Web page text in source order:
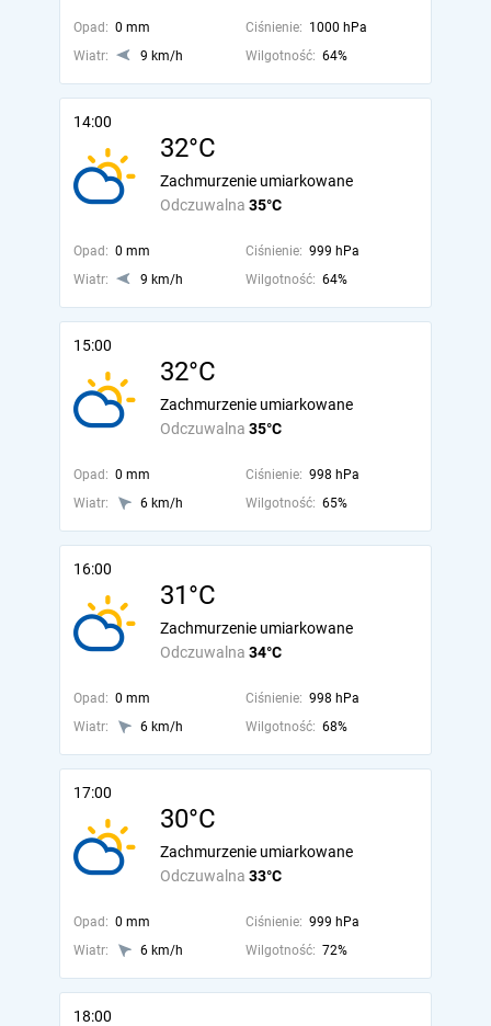
Opad: 0 mm Ciśnienie: 1000 hPa
Wiatr:
9 km/h Wilgotność: 64%
14:00
32°C
Odczuwalna 35°C
Zachmurzenie umiarkowane
Opad: 0 mm Ciśnienie: 999 hPa
Wiatr:
9 km/h Wilgotność: 64%
15:00
32°C
Odczuwalna 35°C
Zachmurzenie umiarkowane
Opad: 0 mm Ciśnienie: 998 hPa
Wiatr:
6 km/h Wilgotność: 65%
16:00
31°C
Odczuwalna 34°C
Zachmurzenie umiarkowane
Opad: 0 mm Ciśnienie: 998 hPa
Wiatr:
6 km/h Wilgotność: 68%
17:00
30°C
Odczuwalna 33°C
Zachmurzenie umiarkowane
Opad: 0 mm Ciśnienie: 999 hPa
Wiatr:
6 km/h Wilgotność: 72%
18:00